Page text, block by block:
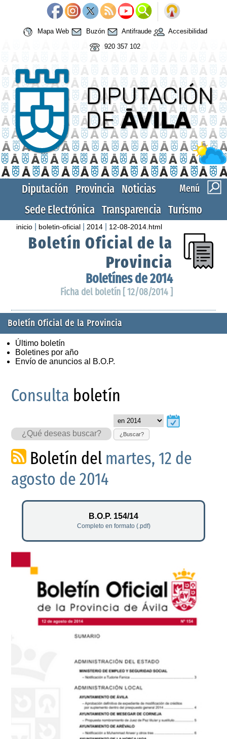
Mapa Web Buzón Antifraude
Accesibilidad
920 357 102
Menú
Diputación Provincia Noticias
Sede Electrónica Transparencia Turismo
inicio boletin-oficial 2014 12-08-2014.html
Boletín Oficial de la
Provincia
Boletínes de 2014
Ficha del boletín [ 12/08/2014 ]
Boletín Oficial de la Provincia
Último boletín
Boletines por año
Envío de anuncios al B.O.P.
Consulta boletín
¿Buscar?
Boletín del martes, 12 de
agosto de 2014
B.O.P. 154/14
Completo en formato (.pdf)